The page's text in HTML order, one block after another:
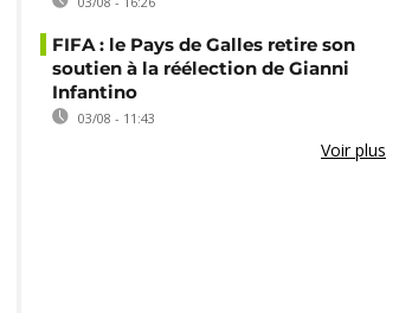
FIFA : le Pays de Galles retire son
soutien à la réélection de Gianni
Infantino
03/08 - 11:43
Voir plus